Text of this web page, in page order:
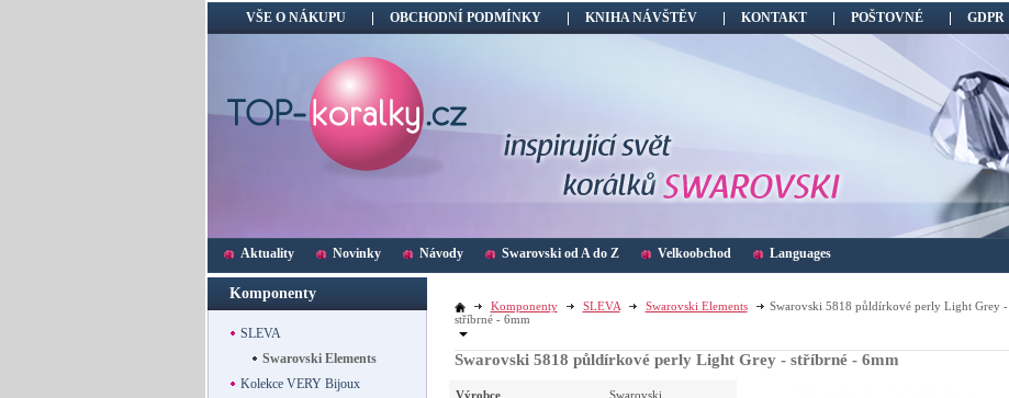
VŠE O NÁKUPU OBCHODNÍ PODMÍNKY KNIHA NÁVŠTĚV KONTAKT POŠTOVNÉ GDPR
Aktuality Novinky Návody Swarovski od A do Z Velkoobchod Languages
Komponenty
SLEVA
Swarovski Elements
Kolekce VERY Bijoux
Komponenty SLEVA Swarovski Elements
Swarovski 5818 půldírkové perly Light Grey -
stříbrné - 6mm
Swarovski 5818 půldírkové perly Light Grey - stříbrné - 6mm
Výrobce Swarovski